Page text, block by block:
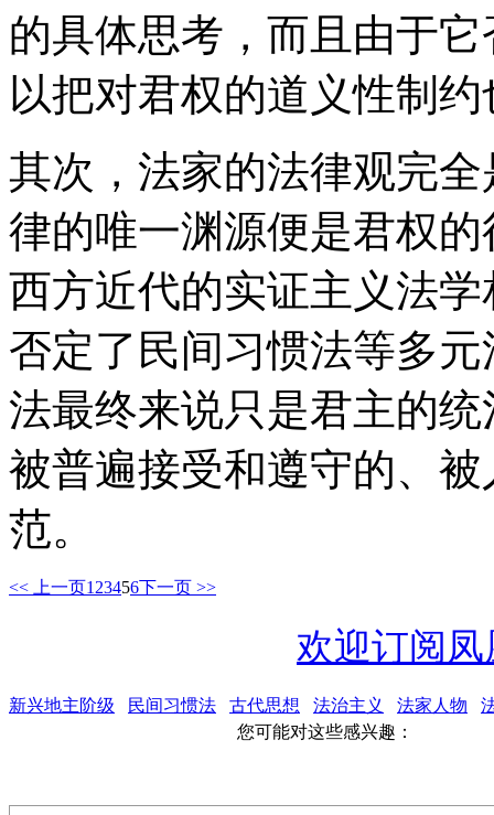
的具体思考，而且由于
以把对君权的道义性制
其次，法家的法律观完
律的唯一渊源便是君权
西方近代的实证主义法
否定了民间习惯法等多
法最终来说只是君主的
被普遍接受和遵守的、
范。
<< 上一页1 23456下一页 >>
欢迎订阅
新兴地主阶级 民间习惯法 古代思想 法治主义 法家人物
您可能对这些感兴趣：